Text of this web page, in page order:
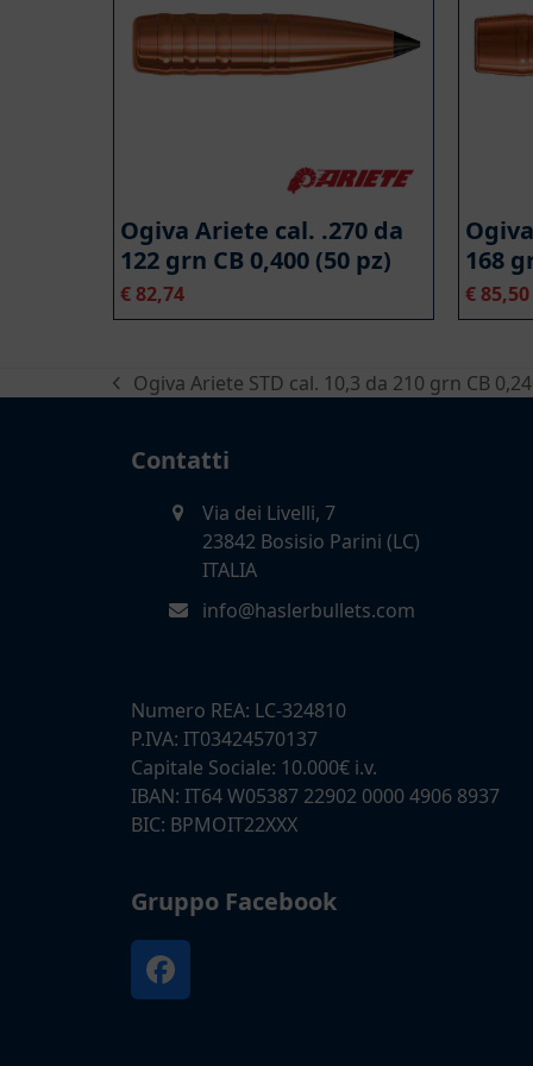
Ogiva Ariete cal. .270 da
122 grn CB 0,400 (50 pz)
€82,74
168
€85,50
postOgiva Ariete STD cal. 10,3 da 210 grn CB
Contatti
Via dei Livelli, 7
23842 Bosisio Parini (LC)
ITALIA
info@haslerbullets.com
Numero REA: LC-324810
P.IVA: IT03424570137
Capitale Sociale: 10.000€ i.v.
IBAN: IT64 W05387 22902 0000 4906 8937
BIC: BPMOIT22XXX
Gruppo Facebook
Facebook